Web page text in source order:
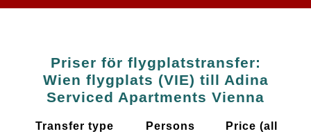
Priser för flygplatstransfer:
Wien flygplats (VIE) till Adina
Serviced Apartments Vienna
Transfer type Persons
Price (all